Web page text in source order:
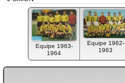
Equipe 1963-
1964
Equipe 1962-
1963